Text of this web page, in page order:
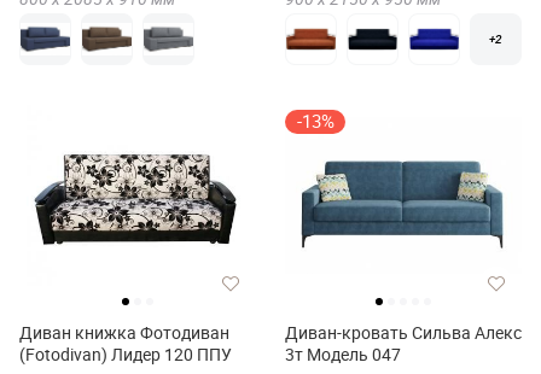
+2
Диван книжка Фотодиван
(Fotodivan) Лидер 120 ППУ
-13%
Диван-кровать Сильва Алекс
3т Модель 047